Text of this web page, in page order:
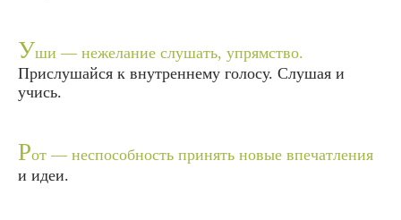
Уши — нежелание слушать, упрямство.
Прислушайся к внутреннему голосу. Слушая и
учись.
Рот — неспособность принять новые впечатления
и идеи.